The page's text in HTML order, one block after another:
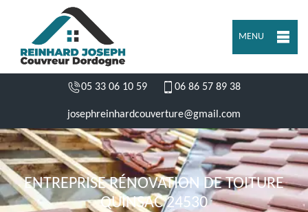
MENU
05 33 06 10 59 06 86 57 89 38
josephreinhardcouverture@gmail.com
ENTREPRISE RÉNOVATION DE TOITURE
QUINSAC 24530